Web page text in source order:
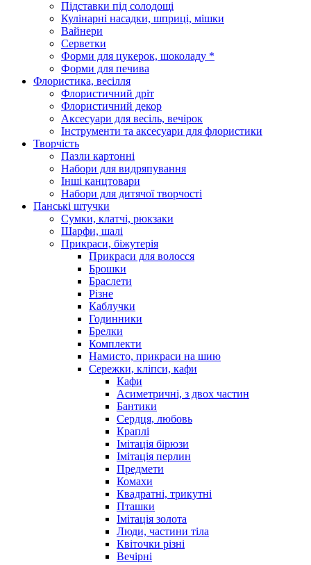
Підставки під солодощі
Кулінарні насадки, шприці, мішки
Вайнери
Серветки
Форми для цукерок, шоколаду *
Форми для печива
Флористика, весілля
Флористичний дріт
Флористичний декор
Аксесуари для весіль, вечірок
Інструменти та аксесуари для флористики
Творчість
Пазли картонні
Набори для видряпування
Інші канцтовари
Набори для дитячої творчості
Панські штучки
Сумки, клатчі, рюкзаки
Шарфи, шалі
Прикраси, біжутерія
Прикраси для волосся
Брошки
Браслети
Різне
Каблучки
Годинники
Брелки
Комплекти
Намисто, прикраси на шию
Сережки, кліпси, кафи
Кафи
Асиметричні, з двох частин
Бантики
Сердця, любовь
Краплі
Імітація бірюзи
Імітація перлин
Предмети
Комахи
Квадратні, трикутні
Пташки
Імітація золота
Люди, частини тіла
Квіточки різні
Вечірні